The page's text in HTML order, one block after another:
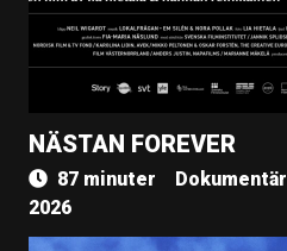
NÄSTAN FOREVER
87 minuter Dokumentär
2026